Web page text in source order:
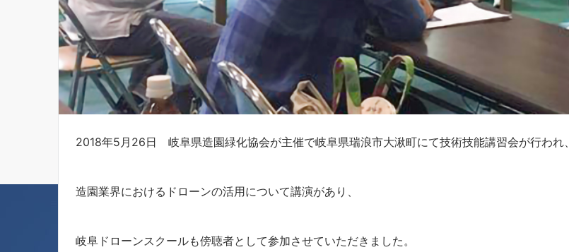
2018年5月26日 岐阜県造園緑化協会が主催で岐阜県瑞浪市大湫町にて技術技能講習会が行われ、
造園業界におけるドローンの活用について講演があり、
岐阜ドローンスクールも傍聴者として参加させていただきました。